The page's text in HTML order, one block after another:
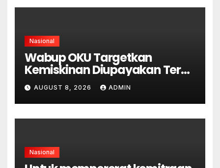
Nasional
Wabup OKU Targetkan
Kemiskinan Diupayakan Terus
Menurun
AUGUST 8, 2026 ADMIN
Nasional